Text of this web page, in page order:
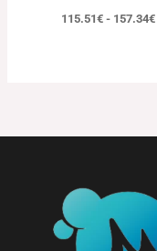
115.51€ - 157.34€